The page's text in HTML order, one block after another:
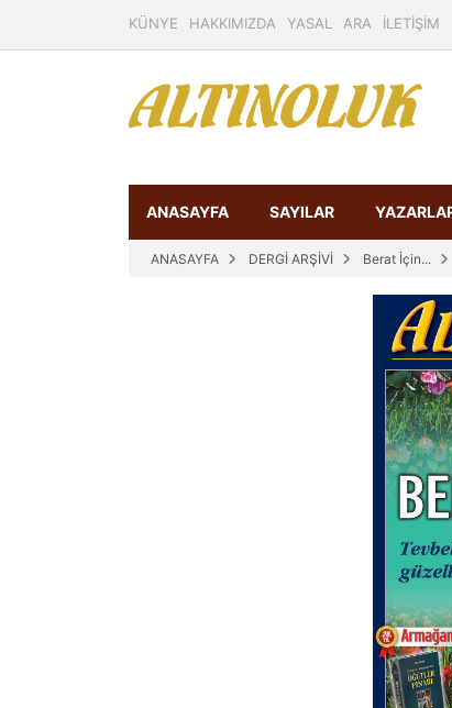
KÜNYE HAKKIMIZDA YASAL ARA İLETİŞİM
ANASAYFA SAYILAR
ANASAYFA DERGİ ARŞİVİ Berat İçin...